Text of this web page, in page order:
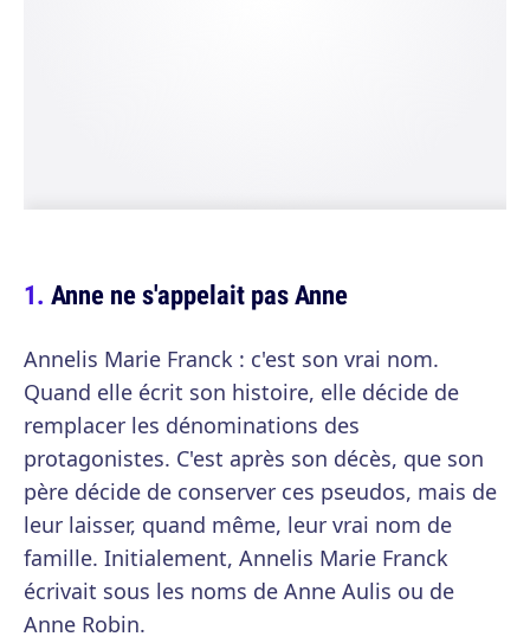
Anne ne s'appelait pas Anne
Annelis Marie Franck : c'est son vrai nom.
Quand elle écrit son histoire, elle décide de
remplacer les dénominations des
protagonistes. C'est après son décès, que son
père décide de conserver ces pseudos, mais de
leur laisser, quand même, leur vrai nom de
famille. Initialement, Annelis Marie Franck
écrivait sous les noms de Anne Aulis ou de
Anne Robin.